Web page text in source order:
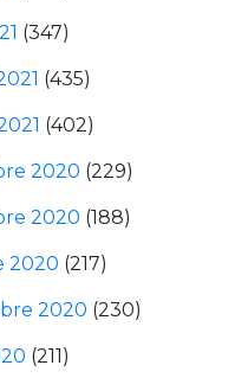
(347)
(435)
(402)
2020 (229)
2020 (188)
2020 (217)
2020 (230)
(211)